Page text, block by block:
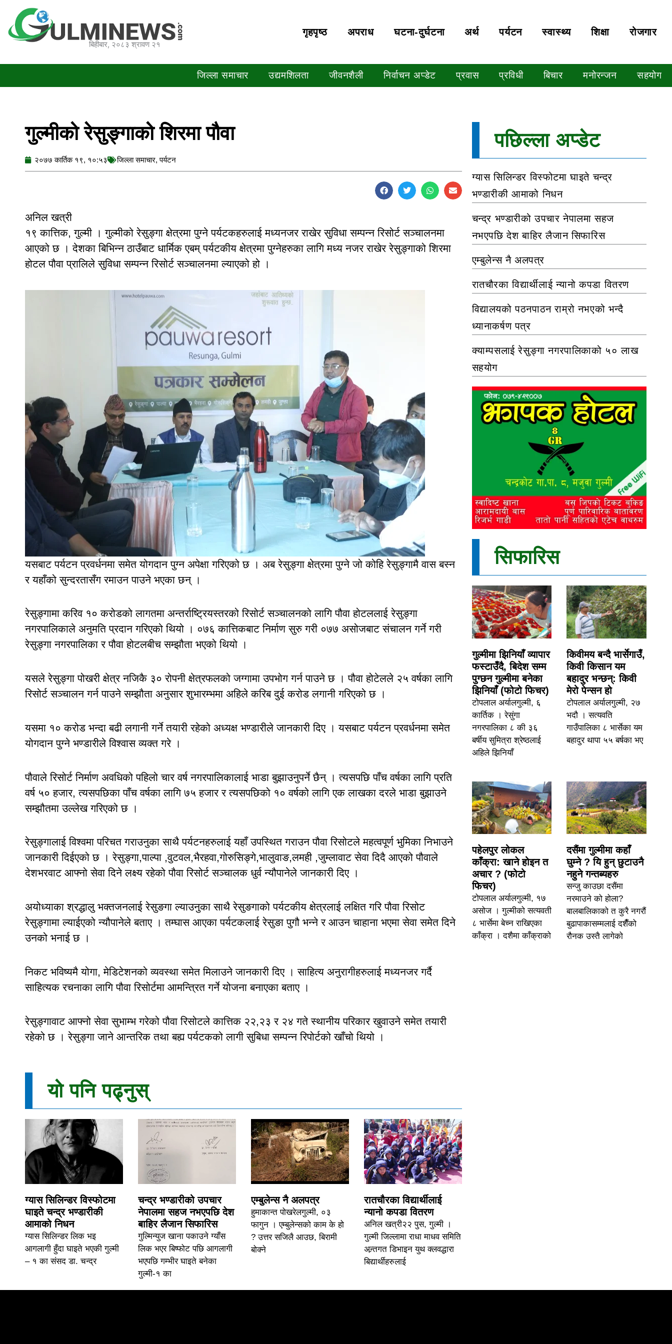
content
बिहीबार, २०८३ श्रावण २१
गृहपृष्‍ठ अपराध घटना-दुर्घटना अर्थ पर्यटन स्वास्थ्य शिक्षा रोजगार
जिल्ला समाचार उद्यमशिलता जीवनशैली निर्वाचन अप्डेट प्रवास प्रविधी बिचार मनोरन्जन सहयोग
गुल्मीको रेसुङ्गाको शिरमा पौवा
२०७७ कार्तिक १९, १०:५३ जिल्ला समाचार,पर्यटन
अनिल खत्री
१९ कात्तिक, गुल्मी । गुल्मीको रेसुङ्गा क्षेत्रमा पुग्ने पर्यटकहरुलाई मध्यनजर राखेर सुविधा सम्पन्न रिसोर्ट सञ्चालनमा
आएको छ । देशका बिभिन्न ठाउँबाट धार्मिक एबम् पर्यटकीय क्षेत्रमा पुग्नेहरुका लागि मध्य नजर राखेर रेसुङ्गाको शिरमा
होटल पौवा प्रालिले सुविधा सम्पन्न रिसोर्ट सञ्चालनमा ल्याएको हो ।
यसबाट पर्यटन प्रवर्धनमा समेत योगदान पुग्न अपेक्षा गरिएको छ । अब रेसुङ्गा क्षेत्रमा पुग्ने जो कोहि रेसुङ्गामै वास बस्न
र यहाँको सुन्दरतासँग रमाउन पाउने भएका छन् ।
रेसुङ्गामा करिव १० करोडको लागतमा अन्तर्राष्ट्रियस्तरको रिसोर्ट सञ्चालनको लागि पौवा होटललाई रेसुङ्गा
नगरपालिकाले अनुमति प्रदान गरिएको थियो । ०७६ कात्तिकबाट निर्माण सुरु गरी ०७७ असोजबाट संचालन गर्ने गरी
रेसुङ्गा नगरपालिका र पौवा होटलबीच सम्झौता भएको थियो ।
यसले रेसुङ्गा पोखरी क्षेत्र नजिकै ३० रोपनी क्षेत्रफलको जग्गामा उपभोग गर्न पाउने छ । पौवा होटेलले २५ वर्षका लागि
रिसोर्ट सञ्चालन गर्न पाउने सम्झौता अनुसार शुभारम्भमा अहिले करिब दुई करोड लगानी गरिएको छ ।
यसमा १० करोड भन्दा बढी लगानी गर्ने तयारी रहेको अध्यक्ष भण्डारीले जानकारी दिए । यसबाट पर्यटन प्रवर्धनमा समेत
योगदान पुग्ने भण्डारीले विश्वास व्यक्त गरे ।
पौवाले रिसोर्ट निर्माण अवधिको पहिलो चार वर्ष नगरपालिकालाई भाडा बुझाउनुपर्ने छैन् । त्यसपछि पाँच वर्षका लागि प्रति
वर्ष ५० हजार, त्यसपछिका पाँच वर्षका लागि ७५ हजार र त्यसपछिको १० वर्षको लागि एक लाखका दरले भाडा बुझाउने
सम्झौतमा उल्लेख गरिएको छ ।
रेसुङ्गालाई विश्वमा परिचत गराउनुका साथै पर्यटनहरुलाई यहाँ उपस्थित गराउन पौवा रिसोटले महत्वपूर्ण भुमिका निभाउने
जानकारी दिईएको छ । रेसुङ्गा,पाल्पा ,वुटवल,भैरहवा,गोरुसिङ्गे,भालुवाङ,लमही ,जुम्लावाट सेवा दिदै आएको पौवाले
देशभरवाट आफ्नो सेवा दिने लक्ष्य रहेको पौवा रिसोर्ट सञ्चालक धुर्व न्यौपानेले जानकारी दिए ।
अयोध्याका श्रद्धालु भक्तजनलाई रेसुङगा ल्याउनुका साथै रेसुङगाको पर्यटकीय क्षेत्रलाई लक्षित गरि पौवा रिसोट
रेसुङ्गामा ल्याईएको न्यौपानेले बताए । तम्घास आएका पर्यटकलाई रेसुङा पुगौ भन्ने र आउन चाहाना भएमा सेवा समेत दिने
उनको भनाई छ ।
निकट भविष्यमै योगा, मेडिटेशनको व्यवस्था समेत मिलाउने जानकारी दिए । साहित्य अनुरागीहरुलाई मध्यनजर गर्दै
साहित्यक रचनाका लागि पौवा रिसोर्टमा आमन्त्रित गर्ने योजना बनाएका बताए ।
रेसुङ्गावाट आफ्नो सेवा सुभाम्भ गरेको पौवा रिसोटले कात्तिक २२,२३ र २४ गते स्थानीय परिकार खुवाउने समेत तयारी
रहेको छ । रेसुङ्गा जाने आन्तरिक तथा बह्य पर्यटकको लागी सुबिधा सम्पन्न रिपोर्टको खाँचो थियो ।
यो पनि पढ्नुस्
ग्यास सिलिन्डर विस्फोटमा
घाइते चन्द्र भण्डारीकी
आमाको निधन
ग्यास सिलिन्डर लिक भइ
आगलागी हुँदा घाइते भएकी गुल्मी
– १ का संसद डा. चन्द्र
चन्द्र भण्डारीको उपचार
नेपालमा सहज नभएपछि देश
बाहिर लैजान सिफारिस
गुल्मिन्युज खाना पकाउने ग्याँस
लिक भएर बिष्फोट पछि आगलागी
भएपछि गम्भीर घाइते बनेका
गुल्मी-१ का
एम्बुलेन्स नै अलपत्र
हुमाकान्त पोखरेलगुल्मी, ०३
फागुन । एम्बुलेन्सको काम के हो
? उत्तर सजिलै आउछ, बिरामी
बोक्ने
रातचौरका विद्यार्थीलाई
न्यानो कपडा वितरण
अनिल खत्री२२ पुस, गुल्मी ।
गुल्मी जिल्लामा राधा माधव समिति
अन्र्तगत डिभाइन युथ क्लवद्धारा
बिद्यार्थीहरुलाई
पछिल्ला अप्डेट
ग्यास सिलिन्डर विस्फोटमा घाइते चन्द्र
भण्डारीकी आमाको निधन
चन्द्र भण्डारीको उपचार नेपालमा सहज
नभएपछि देश बाहिर लैजान सिफारिस
एम्बुलेन्स नै अलपत्र
रातचौरका विद्यार्थीलाई न्यानो कपडा वितरण
विद्यालयको पठनपाठन राम्रो नभएको भन्दै
ध्यानाकर्षण पत्र
क्याम्पसलाई रेसुङ्गा नगरपालिकाको ५० लाख
सहयोग
सिफारिस
गुल्मीमा झिनियाँ व्यापार
फस्टाउँदै, बिदेश सम्म
पुग्छन गुल्मीमा बनेका
झिनियाँ (फोटो फिचर)
टोपलाल अर्यालगुल्मी, ६
कार्तिक । रेसुंगा
नगरपालिका ८ की ३६
बर्षीय सुमित्रा श्रेष्ठलाई
अहिले झिनियाँ
किवीमय बन्दै भार्सेगाउँ,
किवी किसान यम
बहादुर भन्छन्: किवी
मेरो पेन्सन हो
टोपलाल अर्यालगुल्मी, २७
भदौ । सत्यवति
गाउँपालिका ८ भार्सेका यम
बहादुर थापा ५५ बर्षका भए
पहेलपुर लोकल
काँक्रा: खाने होइन त
अचार ? (फोटो
फिचर)
टोपलाल अर्यालगुल्मी, १७
असोज । गुल्मीको सत्यवती
८ भार्सेमा बेच्न राखिएका
काँक्रा । दशैमा काँक्राको
दसैंमा गुल्मीमा कहाँ
घुम्ने ? यि हुन् छुटाउनै
नहुने गन्तब्यहरु
सन्जु काउछा दसैंमा
नरमाउने को होला?
बालबालिकाको त कुरै नगरौं
बुढापाकासम्मलाई दशैँको
रौनक उस्तै लागेको